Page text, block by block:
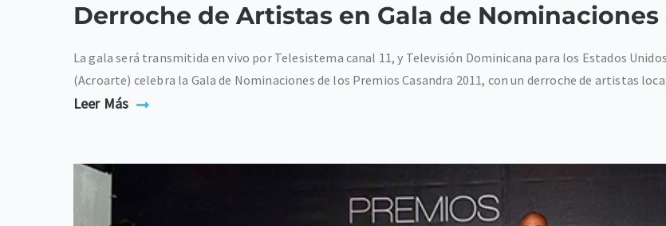
Derroche de Artistas en Gala de Nominaciones
La gala será transmitida en vivo por Telesistema canal 11, y Televisión Dominicana para los Estados
(Acroarte) celebra la Gala de Nominaciones de los Premios Casandra 2011, con un derroche de artistas
Leer Más